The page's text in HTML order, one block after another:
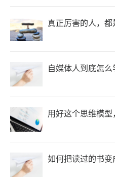
真正厉害的人，都
自媒体人到底怎
用好这个思维模
如何把读过的书变